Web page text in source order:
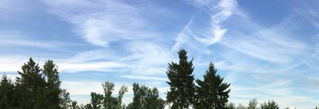
Zu
Inhalten
springen